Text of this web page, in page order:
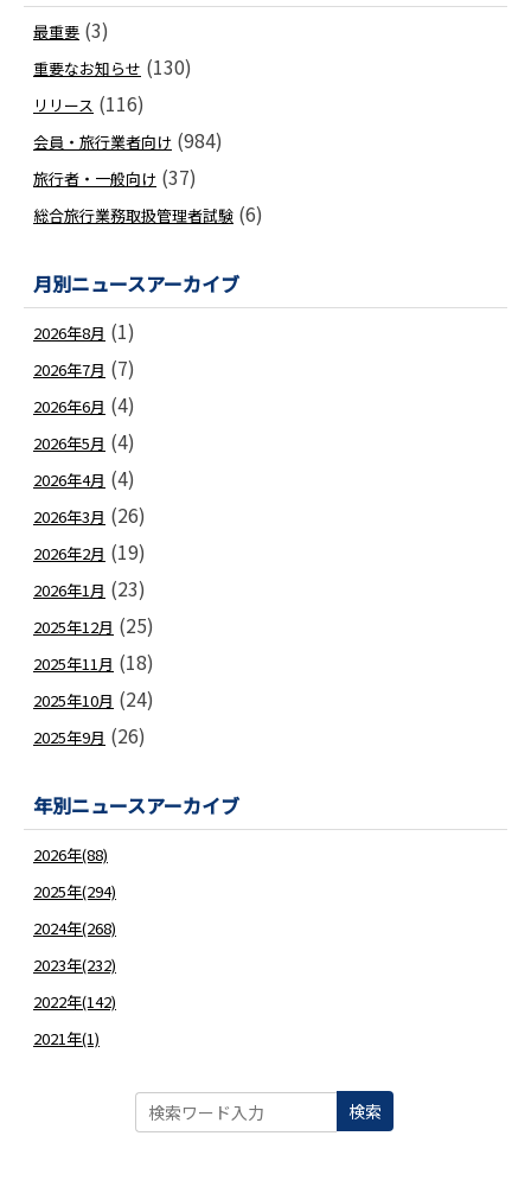
最重要 (3)
重要なお知らせ (130)
リリース (116)
会員・旅行業者向け (984)
旅行者・一般向け (37)
総合旅行業務取扱管理者試験 (6)
月別ニュースアーカイブ
2026年8月 (1)
2026年7月 (7)
2026年6月 (4)
2026年5月 (4)
2026年4月 (4)
2026年3月 (26)
2026年2月 (19)
2026年1月 (23)
2025年12月 (25)
2025年11月 (18)
2025年10月 (24)
2025年9月 (26)
年別ニュースアーカイブ
2026年(88)
2025年(294)
2024年(268)
2023年(232)
2022年(142)
2021年(1)
検索